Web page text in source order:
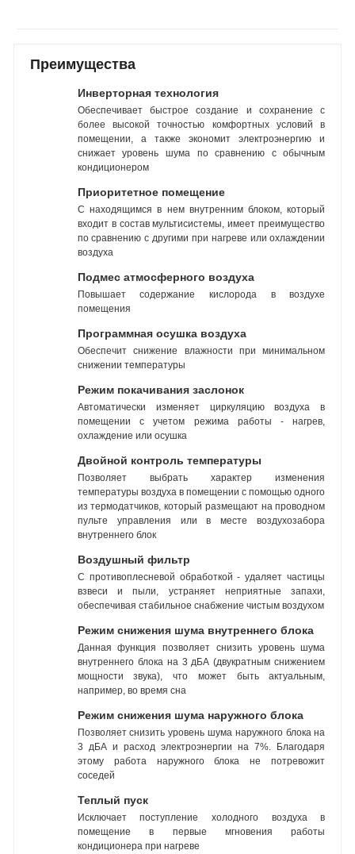
Преимущества
Инверторная технология
Обеспечивает быстрое создание и сохранение с
более высокой точностью комфортных условий в
помещении, а также экономит электроэнергию и
снижает уровень шума по сравнению с обычным
кондиционером
Приоритетное помещение
С находящимся в нем внутренним блоком, который
входит в состав мультисистемы, имеет преимущество
по сравнению с другими при нагреве или охлаждении
воздуха
Подмес атмосферного воздуха
Повышает содержание кислорода в воздухе
помещения
Программная осушка воздуха
Обеспечит снижение влажности при минимальном
снижении температуры
Режим покачивания заслонок
Автоматически изменяет циркуляцию воздуха в
помещении с учетом режима работы - нагрев,
охлаждение или осушка
Двойной контроль температуры
Позволяет выбрать характер изменения
температуры воздуха в помещении с помощью одного
из термодатчиков, который размещают на проводном
пульте управления или в месте воздухозабора
внутреннего блок
Воздушный фильтр
С противоплесневой обработкой - удаляет частицы
взвеси и пыли, устраняет неприятные запахи,
обеспечивая стабильное снабжение чистым воздухом
Режим снижения шума внутреннего блока
Данная функция позволяет снизить уровень шума
внутреннего блока на 3 дБА (двукратным снижением
мощности звука), что может быть актуальным,
например, во время сна
Режим снижения шума наружного блока
Позволяет снизить уровень шума наружного блока на
3 дБА и расход электроэнергии на 7%. Благодаря
этому работа наружного блока не потревожит
соседей
Теплый пуск
Исключает поступление холодного воздуха в
помещение в первые мгновения работы
кондиционера при нагреве